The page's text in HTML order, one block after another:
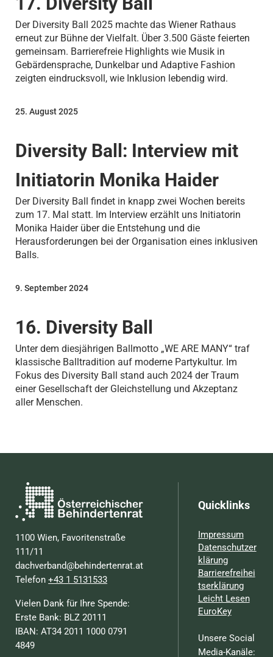
Der Diversity Ball 2025 machte das Wiener Rathaus
erneut zur Bühne der Vielfalt. Über 3.500 Gäste feierten
gemeinsam. Barrierefreie Highlights wie Musik in
Gebärdensprache, Dunkelbar und Adaptive Fashion
zeigten eindrucksvoll, wie Inklusion lebendig wird.
Diversity Ball: Interview mit
Initiatorin Monika Haider
25. August 2025
Der Diversity Ball findet in knapp zwei Wochen bereits
zum 17. Mal statt. Im Interview erzählt uns Initiatorin
Monika Haider über die Entstehung und die
Herausforderungen bei der Organisation eines inklusiven
Balls.
16. Diversity Ball
9. September 2024
Unter dem diesjährigen Ballmotto „WE ARE MANY“ traf
klassische Balltradition auf moderne Partykultur. Im
Fokus des Diversity Ball stand auch 2024 der Traum
einer Gesellschaft der Gleichstellung und Akzeptanz
aller Menschen.
1100 Wien, Favoritenstraße
111/11
dachverband@behindertenrat.at
Telefon+43 1 5131533
Vielen Dank für Ihre Spende:
Erste Bank: BLZ 20111
IBAN: AT34 2011 1000 0791
4849
Quicklinks
Impressum
Datenschutzer
klärung
Barrierefreihei
tserklärung
Leicht Lesen
EuroKey
Unsere Social
Media-Kanäle: